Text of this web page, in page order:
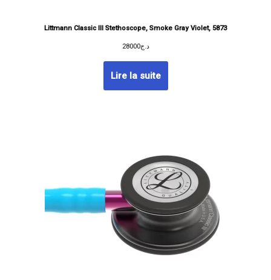
Littmann Classic III Stethoscope, Smoke Gray Violet, 5873
د.ج28000
Lire la suite